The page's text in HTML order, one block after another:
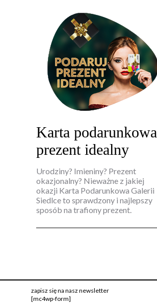
Karta podarunkowa
prezent idealny
Urodziny? Imieniny? Prezent
okazjonalny? Nieważne z jakiej
okazji Karta Podarunkowa Galerii
Siedlce to sprawdzony i najlepszy
sposób na trafiony prezent.
[mc4wp-form]
zapisz się na nasz newsletter